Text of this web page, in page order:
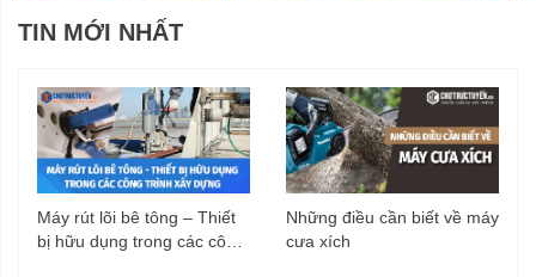
TIN MỚI NHẤT
Máy rút lõi bê tông – Thiết
bị hữu dụng trong các công
Những điều cần biết về máy
cưa xích